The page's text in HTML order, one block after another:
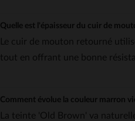
Quelle est l'épaisseur du cuir de
Le cuir de mouton retourné
tout en offrant une bonne
Comment évolue la couleur marron
La teinte 'Old Brown' va